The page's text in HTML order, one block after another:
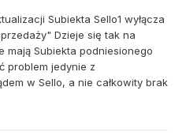
Subiekta Sello1 wyłącza
Dzieje się tak na
mają Subiekta podniesionego
problem jedynie z
w Sello, a nie całkowity brak